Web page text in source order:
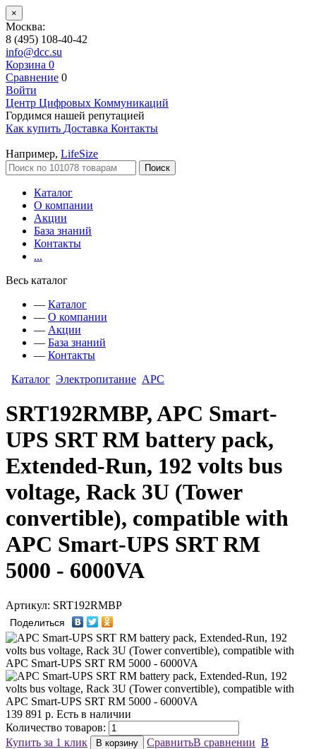
×
Москва:
8 (495) 108-40-42
info@dcc.su
Корзина 0
Сравнение 0
Войти
Центр Цифровых Коммуникаций
Гордимся нашей репутацией
Как купить Доставка Контакты
Например, LifeSize
Поиск
Каталог
О компании
Акции
База знаний
Контакты
...
Весь каталог
— Каталог
— О компании
— Акции
— База знаний
— Контакты
Каталог Электропитание APC
SRT192RMBP, APC Smart-
UPS SRT RM battery pack,
Extended-Run, 192 volts bus
voltage, Rack 3U (Tower
convertible), compatible with
APC Smart-UPS SRT RM
5000 - 6000VA
Артикул: SRT192RMBP
Поделиться
139 891 р. Есть в наличии
Количество товаров:
Купить за 1 клик
В корзину СравнитьВ сравнении В